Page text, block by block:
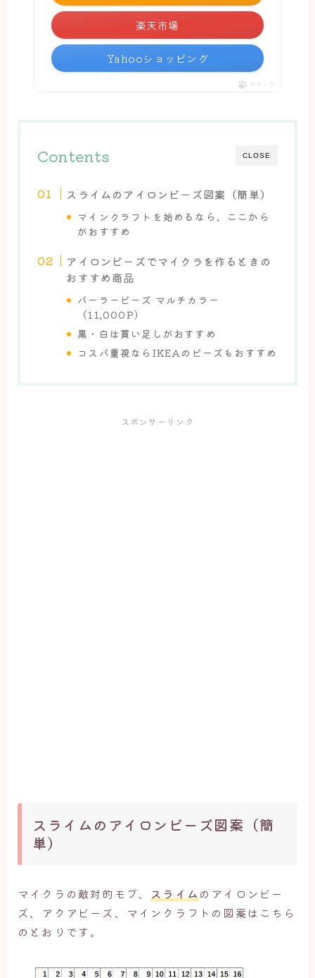
楽天市場
Yahooショッピング
ポチップ
CLOSE
Contents
スライムのアイロンビーズ図案（簡単）
マインクラフトを始めるなら、ここから
がおすすめ
アイロンビーズでマイクラを作るときの
おすすめ商品
パーラービーズ マルチカラー
（11,000P）
黒・白は買い足しがおすすめ
コスパ重視ならIKEAのビーズもおすすめ
スポンサーリンク
スライムのアイロンビーズ図案（簡
単）
マイクラの敵対的モブ、 スライム のアイロンビー
ズ、アクアビーズ、マインクラフトの図案はこちら
のとおりです。